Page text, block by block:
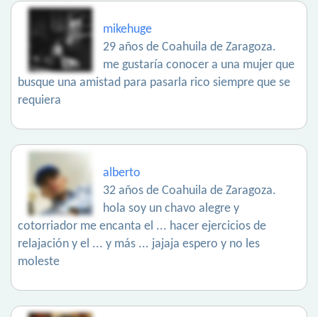
mikehuge
29 años de Coahuila de Zaragoza.
me gustaría conocer a una mujer que
busque una amistad para pasarla rico siempre que se
requiera
alberto
32 años de Coahuila de Zaragoza.
hola soy un chavo alegre y
cotorriador me encanta el ... hacer ejercicios de
relajación y el ... y más ... jajaja espero y no les
moleste